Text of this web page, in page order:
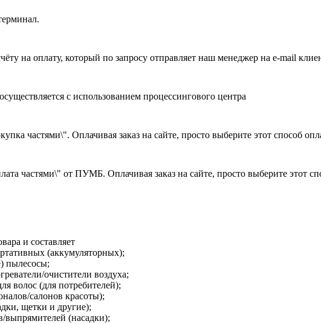
на оплату, который по запросу отправляет наш менеджер на e-mail
с использованием процессингового центра
частями\". Оплачивая заказ на сайте, просто выберите этот способ
частями\" от ПУМБ. Оплачивая заказ на сайте, просто выберите этот
и составляет
(аккумуляторных);
пылесосы;
очистители воздуха;
волос (для потребителей);
салонов красоты);
щетки и другие);
выпрямителей (насадки);